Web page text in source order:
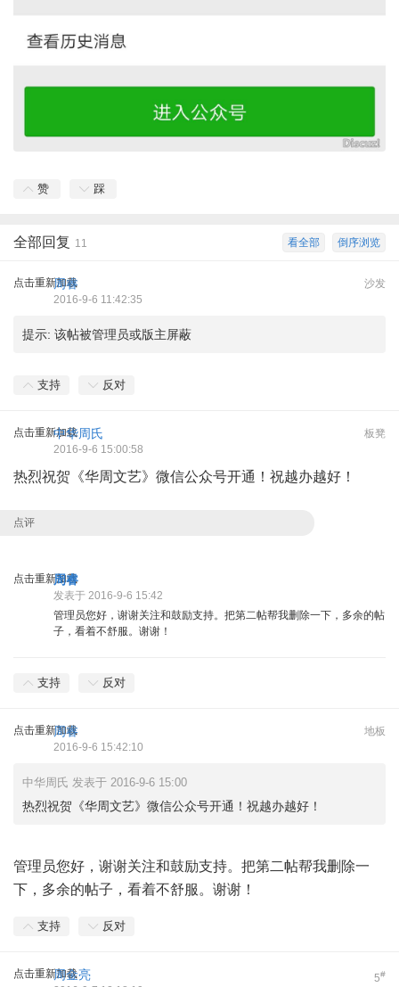
赞 踩
倒序浏览
看全部
全部回复 11
点击重新加载 沙发
周睿
2016-9-6 11:42:35
提示: 该帖被管理员或版主屏蔽
支持 反对
点击重新加载 板凳
中华周氏
2016-9-6 15:00:58
热烈祝贺《华周文艺》微信公众号开通！祝越办越好！
点评
点击重新加载
周睿
发表于 2016-9-6 15:42
管理员您好，谢谢关注和鼓励支持。把第二帖帮我删除一下，多余的帖
子，看着不舒服。谢谢！
支持 反对
点击重新加载 地板
周睿
2016-9-6 15:42:10
中华周氏 发表于 2016-9-6 15:00
热烈祝贺《华周文艺》微信公众号开通！祝越办越好！
管理员您好，谢谢关注和鼓励支持。把第二帖帮我删除一
下，多余的帖子，看着不舒服。谢谢！
支持 反对
点击重新加载 5#
周金亮